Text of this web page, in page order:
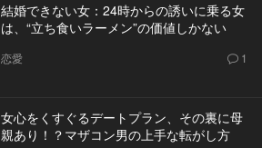
結婚できない女：24時からの誘いに乗る女
は、“立ち食いラーメン”の価値しかない
恋愛 1
女心をくすぐるデートプラン、その裏に母
親あり！？マザコン男の上手な転がし方